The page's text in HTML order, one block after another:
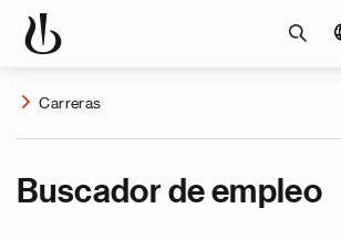
Carreras
Buscador de empleo